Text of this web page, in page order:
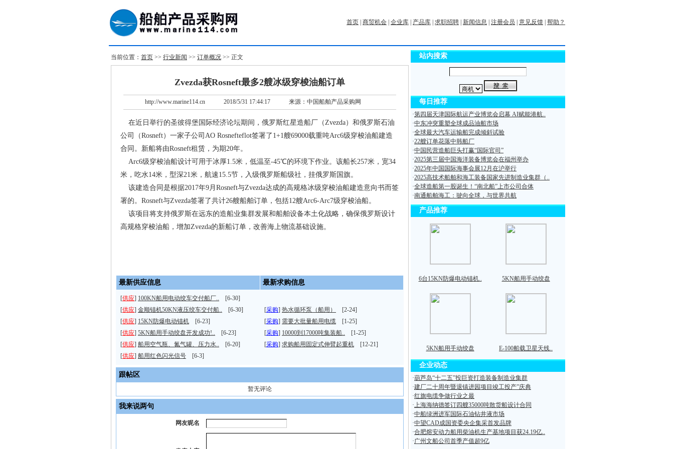
首页 商贸机会 企业库 产品库 求职招聘 新闻信息 注册会员 意见反馈 帮助？
当前位置： 首页 >> 行业新闻 >> 订单概况 >> 正文
Zvezda获Rosneft最多2艘冰级穿梭油船订单
http://www.marine114.cn 2018/5/31 17:44:17 来源：中国船舶产品采购网
在近日举行的圣彼得堡国际经济论坛期间，俄罗斯红星造船厂（Zvezda）和俄罗斯石油
公司（Rosneft）一家子公司AO Rosnefteflot签署了1+1艘69000载重吨Arc6级穿梭油船建造
合同。新船将由Rosneft租赁，为期20年。
Arc6级穿梭油船设计可用于冰厚1.5米，低温至-45℃的环境下作业。该船长257米，宽34
米，吃水14米，型深21米，航速15.5节，入级俄罗斯船级社，挂俄罗斯国旗。
该建造合同是根据2017年9月Rosneft与Zvezda达成的高规格冰级穿梭油船建造意向书而签
署的。Rosneft与Zvezda签署了共计26艘船舶订单，包括12艘Arc6-Arc7级穿梭油船。
该项目将支持俄罗斯在远东的造船业集群发展和船舶设备本土化战略，确保俄罗斯设计
高规格穿梭油船，增加Zvezda的新船订单，改善海上物流基础设施。
最新供应信息 最新求购信息
[供应] 100KN船用电动绞车交付船厂.. [6-30]
[供应] 金顺锚机50KN液压绞车交付船.. [6-30]
[供应] 15KN防爆电动锚机 [6-23]
[供应] 5KN船用手动绞盘开发成功!.. [6-23]
[供应] 船用空气瓶、氮气罐、压力水.. [6-20]
[供应] 船用红色闪光信号 [6-3]
[采购] 热水循环泵（船用）
[2-24]
[采购] 需要大批量船用电缆 [1-25]
[采购] 10000到17000吨集装船.. [1-25]
[采购] 求购船用固定式伸臂起重机 [12-21]
跟帖区
暂无评论
我来说两句
网友昵名
站内搜索
每日推荐
·第四届天津国际航运产业博览会启幕 AI赋能港航..
·中东冲突重塑全球成品油船市场
·全球最大汽车运输船完成倾斜试验
·22艘订单花落中韩船厂
·中国民营造船巨头打赢“国际官司”
·2025第三届中国海洋装备博览会在福州举办
·2025年中国国际海事会展12月在沪举行
·2025高技术船舶和海工装备国家先进制造业集群（..
·全球造船第一股诞生！“南北船”上市公司合体
·南通船舶海工：驶向全球，与世界共航
产品推荐
6台15KN防爆电动锚机.. 5KN船用手动绞盘
5KN船用手动绞盘 E-100船载卫星天线..
企业动态
·葫芦岛“十二五”投巨资打造装备制造业集群
·建厂二十周年暨退镇进园项目竣工投产”庆典
·红旗电缆争做行业之最
·上海海纳德签订四艘35000吨散货船设计合同
·中船绿洲进军国际石油钻井液市场
·中望CAD成国资委央企集采首发品牌
·合肥熔安动力船用柴油机生产基地项目获24.19亿..
·广州文船公司首季产值超9亿